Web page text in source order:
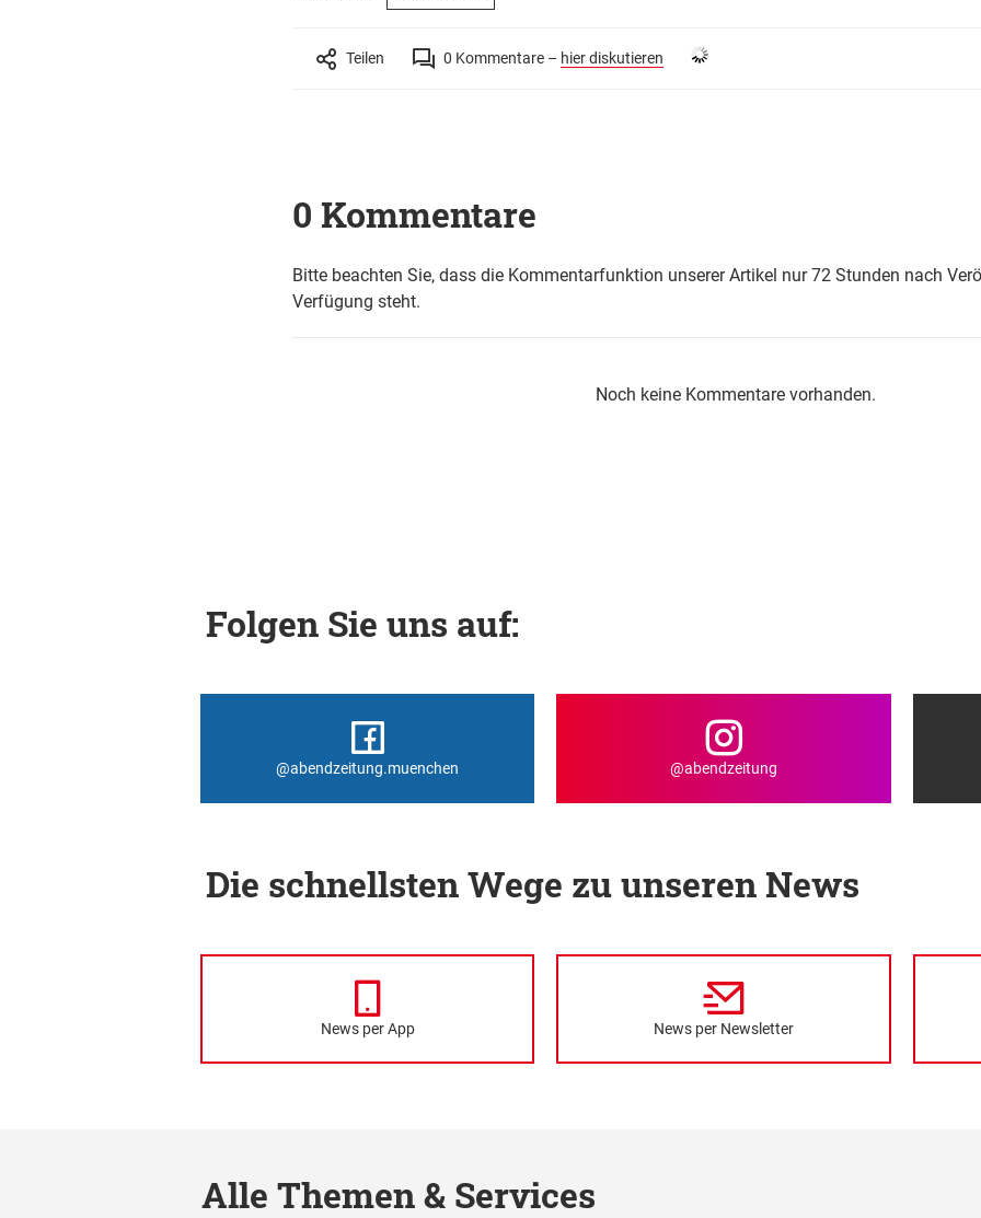
Teilen 0 Kommentare – hier diskutieren
0 Kommentare
Bitte beachten Sie, dass die Kommentarfunktion unserer Artikel nur 72 Stunden nach
Verfügung steht.
Noch keine Kommentare vorhanden.
Folgen Sie uns auf:
@abendzeitung.muenchen @abendzeitung
Die schnellsten Wege zu unseren News
News per App News per Newsletter
Alle Themen & Services